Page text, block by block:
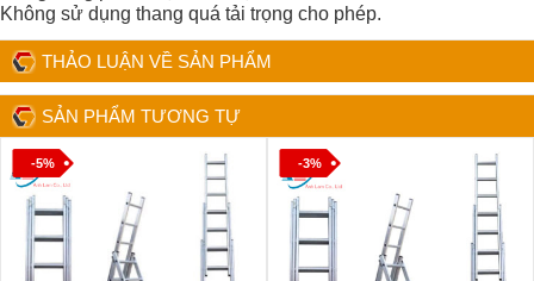
Không sử dụng thang quá tải trọng cho phép.
THẢO LUẬN VỀ SẢN PHẨM
SẢN PHẨM TƯƠNG TỰ
-5% -3%